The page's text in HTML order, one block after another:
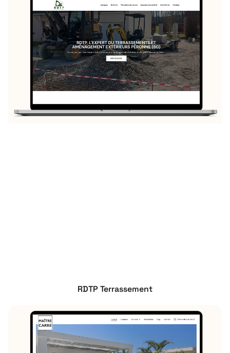
RDTP Terrassement